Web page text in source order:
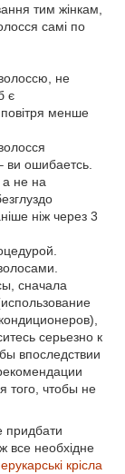
тим жінкам,
самі по
не
є
повітря менше
ви ошибаетсь.
а не на
ніж через 3
сначала
серьезно к
впоследствии
того, чтобы не
придбати
все необхідне
крісла